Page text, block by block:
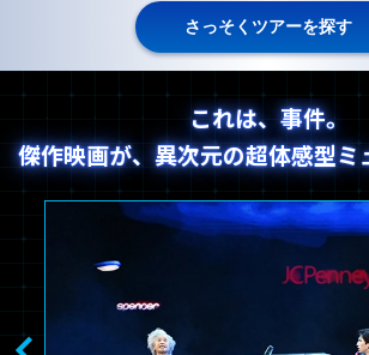
さっそくツアーを探す
これは、事件。
傑作映画が、異次元の超体感型ミ